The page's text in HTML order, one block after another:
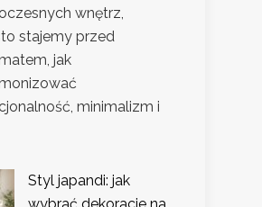
wnętrz,
stajemy przed
jak
minimalizm i
Styl japandi: jak